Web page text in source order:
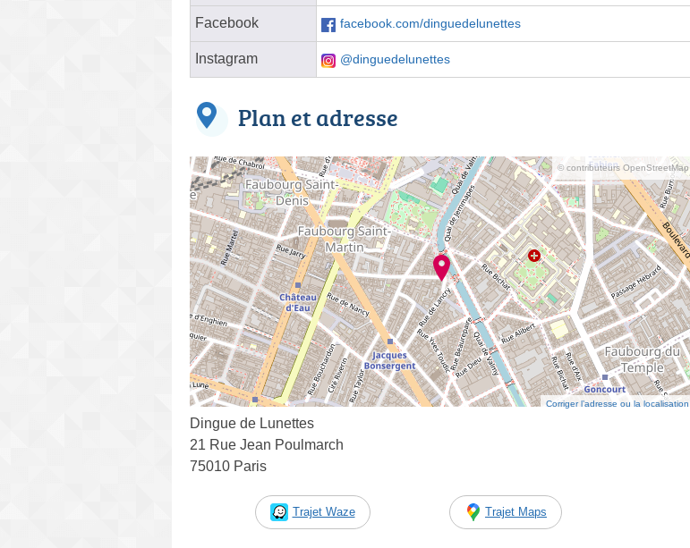
Facebook facebook.com/dinguedelunettes
Instagram @dinguedelunettes
Plan et adresse
© contributeurs OpenStreetMap
Corriger l’adresse ou la localisation
Dingue de Lunettes
21 Rue Jean Poulmarch
75010 Paris
Trajet Waze Trajet Maps